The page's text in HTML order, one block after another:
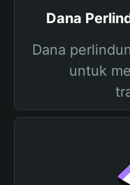
Dana
Dana
untuk